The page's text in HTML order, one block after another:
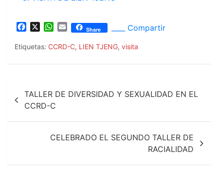
c
b
k
W
a
s
p
E
a
l
Share ____ Compartir
Etiquetas: CCRD-C, LIEN TJENG, visita
Navegación
de
entradas
TALLER DE DIVERSIDAD Y SEXUALIDAD EN EL
CCRD-C
CELEBRADO EL SEGUNDO TALLER DE
RACIALIDAD